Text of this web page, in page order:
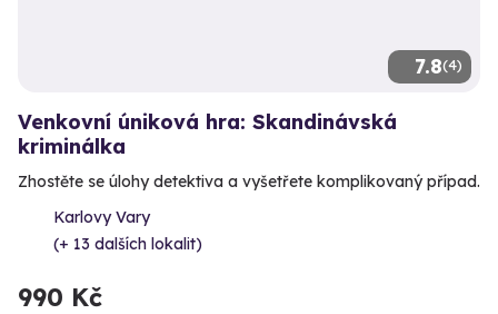
7.8(4)
Venkovní úniková hra: Skandinávská
kriminálka
Zhostěte se úlohy detektiva a vyšetřete komplikovaný případ.
Karlovy Vary
(+ 13 dalších lokalit)
990 Kč